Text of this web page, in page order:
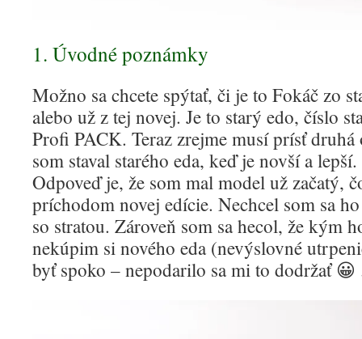
1. Úvodné poznámky
Možno sa chcete spýtať, či je to Fokáč zo
alebo už z tej novej. Je to starý edo, číslo
Profi PACK. Teraz zrejme musí prísť druhá
som staval starého eda, keď je novší a
Odpoveď je, že som mal model už začatý,
príchodom novej edície. Nechcel som sa
so stratou. Zároveň som sa hecol, že kým
nekúpim si nového eda (nevýslovné
byť spoko – nepodarilo sa mi to dodržať 😀